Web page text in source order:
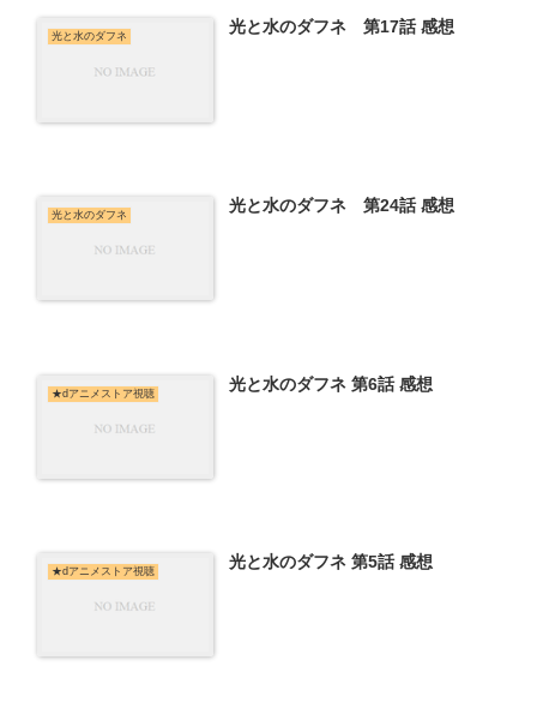
光と水のダフネ 光と水のダフネ 第17話 感想
光と水のダフネ 光と水のダフネ 第24話 感想
★dアニメストア視聴 光と水のダフネ 第6話 感想
★dアニメストア視聴 光と水のダフネ 第5話 感想